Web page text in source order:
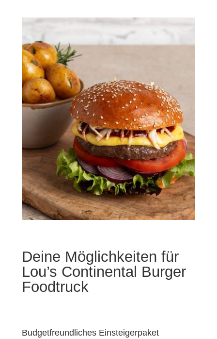
Deine Möglichkeiten für
Lou’s Continental Burger
Foodtruck
Budgetfreundliches Einsteigerpaket